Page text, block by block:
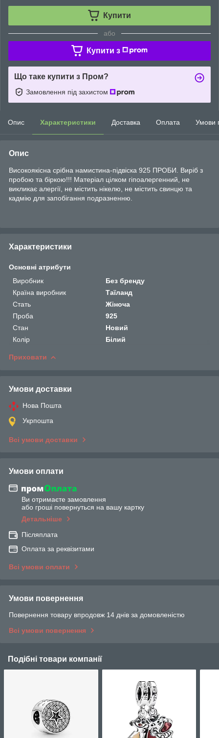
Купити
або
Купити з
Що таке купити з Пром?
Замовлення під захистом
Опис Характеристики Доставка Оплата Умови
Опис
Високоякісна срібна намистина-підвіска 925 ПРОБИ. Виріб з
пробою та біркою!!! Матеріал цілком гіпоалергенний, не
викликає алергії, не містить нікелю, не містить свинцю та
кадмію для запобігання подразненню.
Характеристики
Основні атрибути
Виробник
Без бренду
Країна виробник
Таїланд
Стать
Жіноча
Проба
925
Стан
Новий
Колір
Білий
Приховати
Умови доставки
Нова Пошта
Укрпошта
Всі умови доставки
Умови оплати
Ви отримаєте замовлення
або гроші повернуться на вашу картку
Детальніше
Післяплата
Оплата за реквізитами
Всі умови оплати
Умови повернення
Повернення товару впродовж 14 днів за домовленістю
Всі умови повернення
Подібні товари компанії